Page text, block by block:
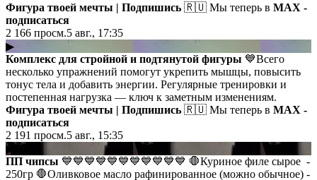
Фигура твоей мечты | Подпишись 🇷🇺 Мы теперь в MAX -
подписаться
2 166 просм.5 авг., 17:35
▶
Комплекс для стройной и подтянутой фигуры 💙Всего
несколько упражнений помогут укрепить мышцы, повысить
тонус тела и добавить энергии. Регулярные тренировки и
постепенная нагрузка — ключ к заметным изменениям.
Фигура твоей мечты | Подпишись 🇷🇺 Мы теперь в MAX -
подписаться
2 191 просм.5 авг., 15:35
▶
ПП чипсы 💙💙💙💙💙💙💙💙💙💙💙 🛑Куриное филе сырое -
250гр 🛑Оливковое масло рафинированное (можно обычное) -